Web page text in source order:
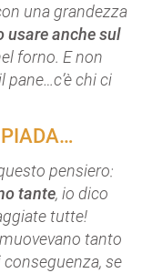
una grandezza
usare anche sul
forno. E non
pane…c’è chi ci
pensiero:
tante, io dico
tutte!
tanto
se